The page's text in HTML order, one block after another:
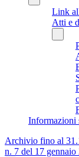
Link
Atti e
Informazioni
Archivio fino al
n. 7 del 17 gennaio